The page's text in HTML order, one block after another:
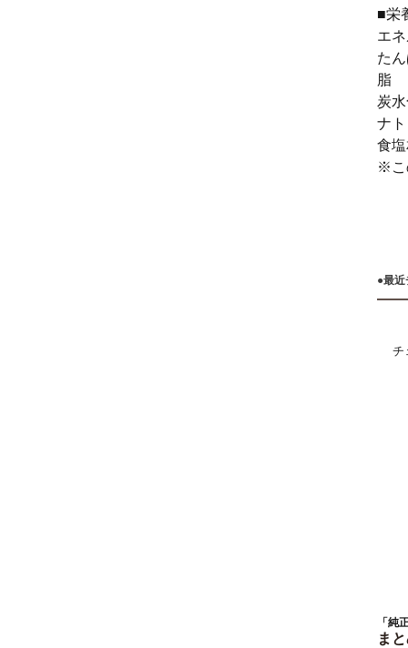
■栄
エ
た
脂
炭
ナト
食
※こ
●最
チ
「純
ま